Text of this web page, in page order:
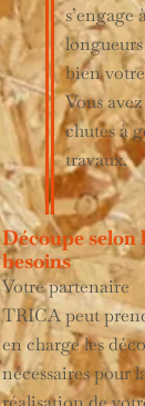
s’engage
bien
Vous
chutes à
travaux.
Découpe selon
besoins
Votre partenaire
TRICA peut
en charge les
nécessaires pour